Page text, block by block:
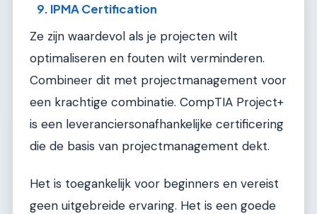
9. IPMA Certification
Ze zijn waardevol als je projecten wilt
optimaliseren en fouten wilt verminderen.
Combineer dit met projectmanagement voor
een krachtige combinatie. CompTIA Project+
is een leveranciersonafhankelijke certificering
die de basis van projectmanagement dekt.
Het is toegankelijk voor beginners en vereist
geen uitgebreide ervaring. Het is een goede